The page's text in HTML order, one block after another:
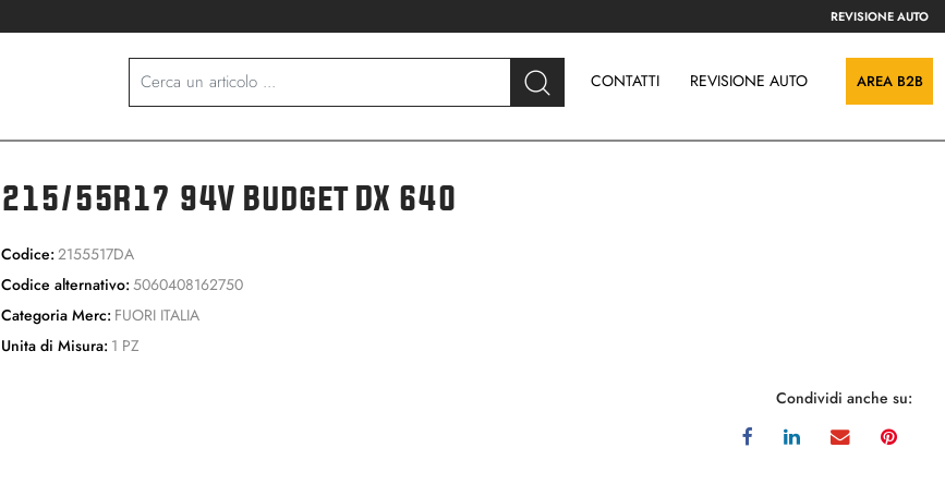
REVISIONE AUTO
CONTATTI REVISIONE AUTO AREA B2B
215/55R17 94V Budget DX 640
Codice: 2155517DA
Codice alternativo: 5060408162750
Categoria Merc: FUORI ITALIA
Unita di Misura: 1 PZ
Condividi anche su: